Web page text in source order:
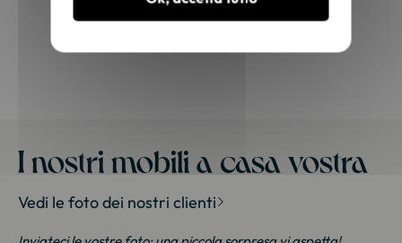
I nostri mobili a casa vostra
Vedi le foto dei nostri clienti